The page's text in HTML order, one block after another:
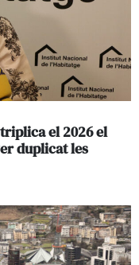
el 2026 el
duplicat les